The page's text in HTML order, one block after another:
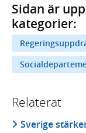
Sidan är
kategorier:
Relaterat
Sverige